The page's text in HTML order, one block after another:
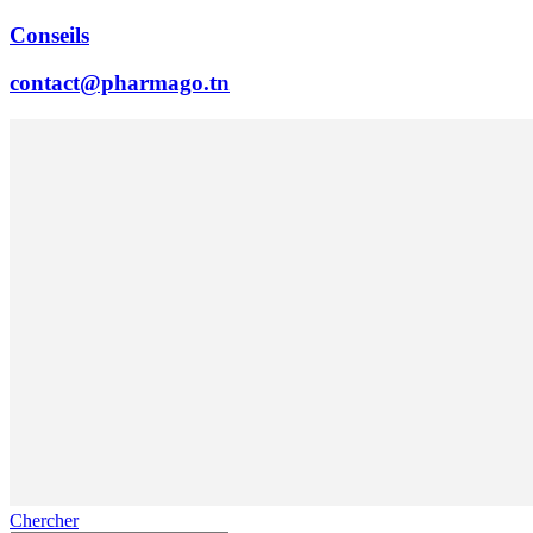
Conseils
contact@pharmago.tn
Chercher